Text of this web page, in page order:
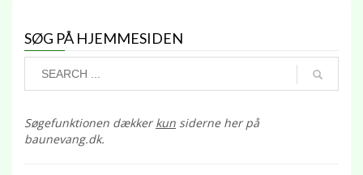
SØG PÅ HJEMMESIDEN
Søgefunktionen dækkerkun siderne her på
baunevang.dk.